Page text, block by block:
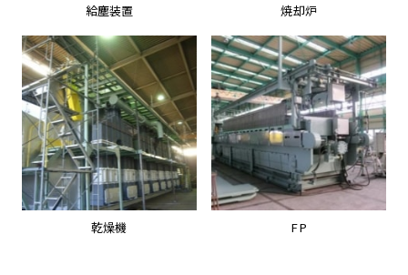
給塵装置 焼却炉
乾燥機 FP